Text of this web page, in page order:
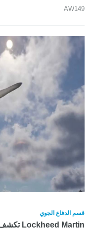
AW149
قسم الدفاع الجوي